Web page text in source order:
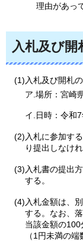
理由があっ
入札及び開
(1)入札及び開札
ア.場所：宮崎
イ.日時：令和
(2)入札に参加す
り提出しなけ
(3)入札書の提出
する。
(4)入札金額は、
する。なお、
当該金額の
（1円未満の